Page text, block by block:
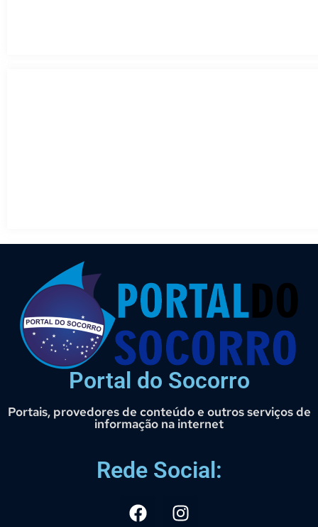
Portal do Socorro
Portais, provedores de conteúdo e outros serviços de
informação na internet
Rede Social: